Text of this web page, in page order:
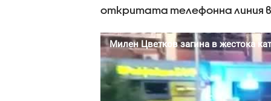
откритата телефонна линия